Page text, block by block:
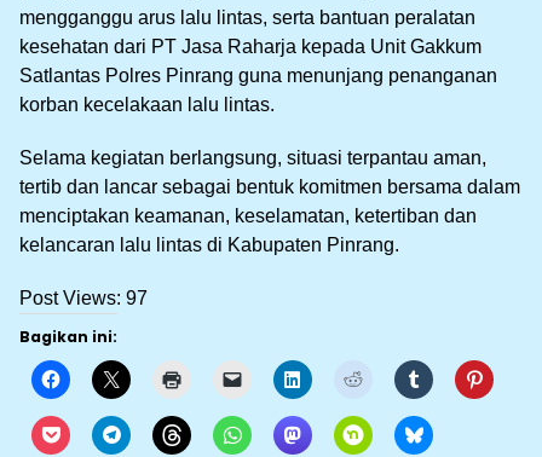
mengganggu arus lalu lintas, serta bantuan peralatan
kesehatan dari PT Jasa Raharja kepada Unit Gakkum
Satlantas Polres Pinrang guna menunjang penanganan
korban kecelakaan lalu lintas.
Selama kegiatan berlangsung, situasi terpantau aman,
tertib dan lancar sebagai bentuk komitmen bersama dalam
menciptakan keamanan, keselamatan, ketertiban dan
kelancaran lalu lintas di Kabupaten Pinrang.
Post Views: 97
Bagikan ini: